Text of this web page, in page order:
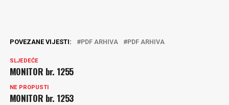
POVEZANE VIJESTI: PDF ARHIVA PDF ARHIVA
SLJEDEĆE
MONITOR br. 1255
NE PROPUSTI
MONITOR br. 1253